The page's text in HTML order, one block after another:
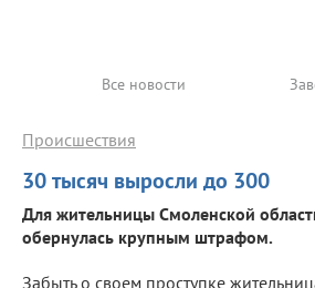
Все новости
30 тысяч выросли до 300
Происшествия
Для жительницы Смоленской
обернулась крупным штрафом.
Забыть о своем проступке